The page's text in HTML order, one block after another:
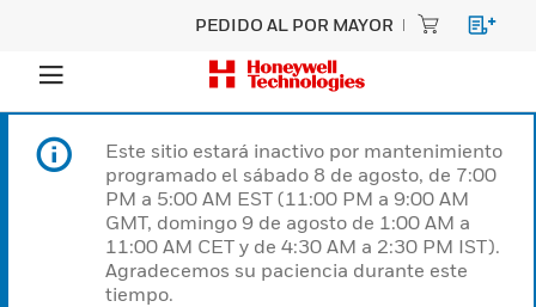
PEDIDO AL POR MAYOR
Este sitio estará inactivo por mantenimiento
programado el sábado 8 de agosto, de 7:00
PM a 5:00 AM EST (11:00 PM a 9:00 AM
GMT, domingo 9 de agosto de 1:00 AM a
11:00 AM CET y de 4:30 AM a 2:30 PM IST).
Agradecemos su paciencia durante este
tiempo.